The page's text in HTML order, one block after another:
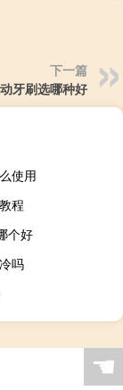
下一篇
牙刷选哪种好
使用
程
个好
吗
☚